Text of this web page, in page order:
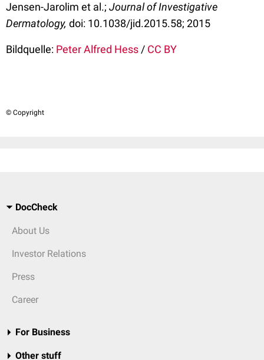
Jensen-Jarolim et al.; Journal of Investigative
Dermatology, doi: 10.1038/jid.2015.58; 2015
Bildquelle: Peter Alfred Hess / CC BY
© Copyright
DocCheck
About Us
Investor Relations
Press
Career
For Business
Other stuff